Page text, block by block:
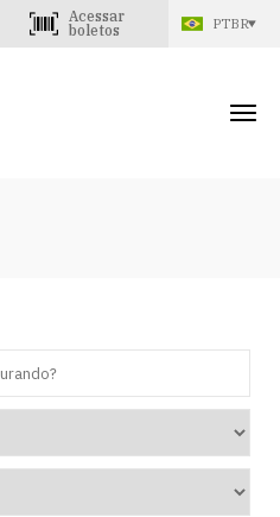
Acessar
boletos
PTBR